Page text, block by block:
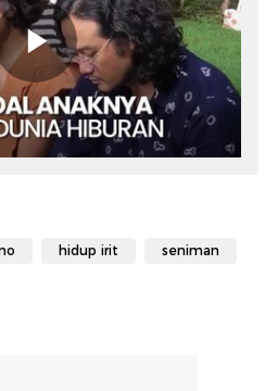
hidup irit seniman